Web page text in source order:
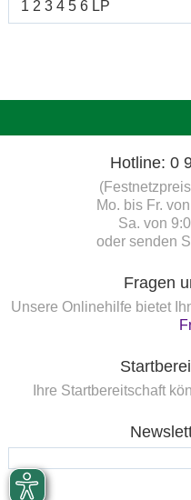
1 2 3 4 5 6 LP
Hotline: 0
Mo. bis Fr.
Sa. von
oder senden
Fragen
Unsere Onlinehilfe bietet
Ihre Startbereitschaft